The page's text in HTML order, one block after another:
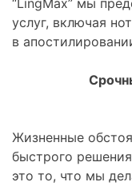
“LingMax” мы
услуг, включая
в
Жизненные
быстрого
это то, что мы